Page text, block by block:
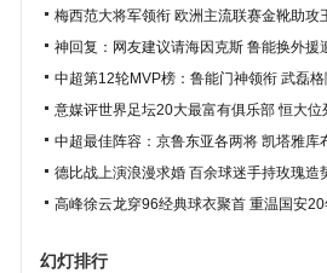
梅西范大将军领衔 欧洲主流联赛金靴助攻
神回复：网友建议请海因克斯 鲁能换外援
中超第12轮MVP榜：鲁能门神领衔 武磊格
意媒评世界足坛20大最富有俱乐部 恒大位
中超最佳阵容：京鲁东亚各两将 凯塔雅库
德比战上演浪漫求婚 百余球迷手持玫瑰造
高峰徐云龙穿96经典球衣聚首 重温国安
幻灯排行